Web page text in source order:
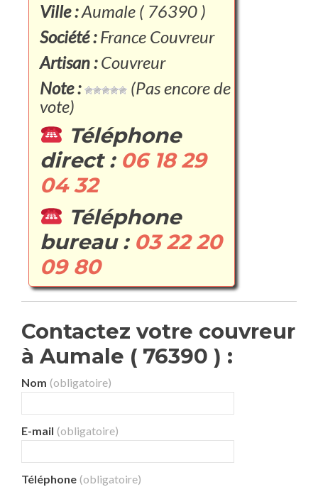
Ville :Aumale ( 76390 )
Société :France Couvreur
Artisan :Couvreur
Note :
(Pas encore de
vote)
Téléphone
direct : 06 18 29
04 32
Téléphone
bureau : 03 22 20
09 80
Contactez votre couvreur
à Aumale ( 76390 ) :
Nom (obligatoire)
E-mail (obligatoire)
Téléphone (obligatoire)